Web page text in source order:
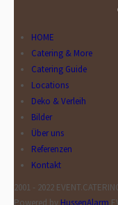
HOME
Catering & More
Catering Guide
Locations
Deko & Verleih
Bilder
Über uns
Referenzen
Kontakt
2001 - 2022